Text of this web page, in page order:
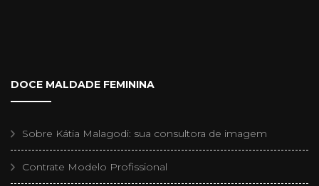
DOCE MALDADE FEMININA
Sobre Kátia Malagodi: sua consultora de imagem
Contrate Modelo Profissional